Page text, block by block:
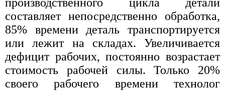
составляет непосредственно обработка,
85% времени деталь транспортируется
или лежит на складах. Увеличивается
дефицит рабочих, постоянно возрастает
стоимость рабочей силы. Только 20%
своего рабочего времени технолог